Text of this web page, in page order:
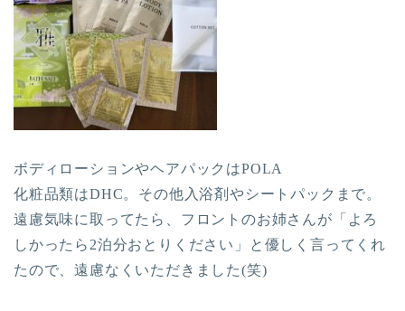
ボディローションやヘアパックはPOLA
化粧品類はDHC。その他入浴剤やシートパックまで。
遠慮気味に取ってたら、フロントのお姉さんが「よろ
しかったら2泊分おとりください」と優しく言ってくれ
たので、遠慮なくいただきました(笑)